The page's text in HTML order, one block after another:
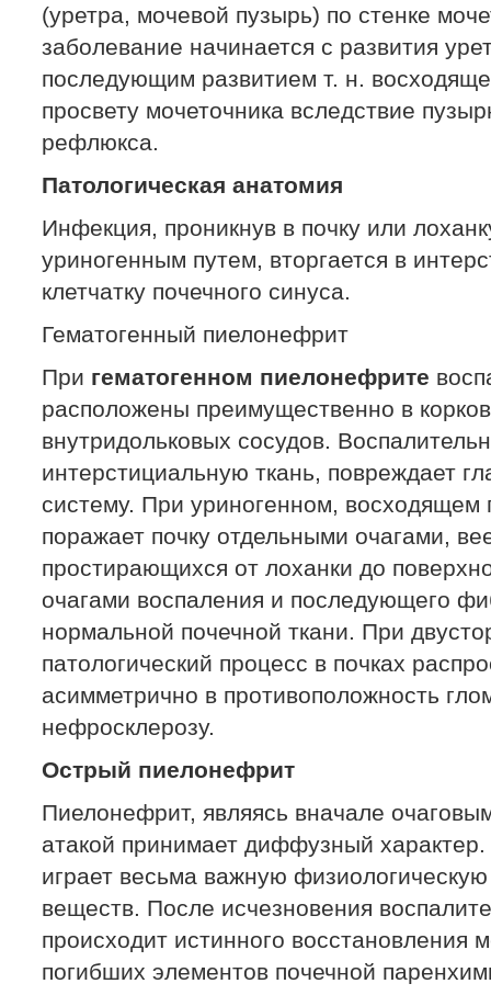
(уретра, мочевой пузырь) по стенке
заболевание начинается с развития
последующим развитием т. н.
просвету мочеточника вследствие
рефлюкса.
Патологическая анатомия
Инфекция, проникнув в почку или
уриногенным путем, вторгается в
клетчатку почечного синуса.
Гематогенный пиелонефрит
При гематогенном пиелонефрите
расположены преимущественно в
внутридольковых сосудов.
интерстициальную ткань, повреждает
систему. При уриногенном,
поражает почку отдельными очагами,
простирающихся от лоханки до
очагами воспаления и последующего
нормальной почечной ткани. При
патологический процесс в почках
асимметрично в противоположность
нефросклерозу.
Острый пиелонефрит
Пиелонефрит, являясь вначале
атакой принимает диффузный
играет весьма важную
веществ. После исчезновения
происходит истинного восстановления
погибших элементов почечной